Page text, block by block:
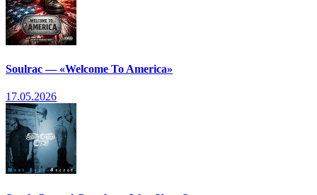
Soulrac — «Welcome To America»
17.05.2026